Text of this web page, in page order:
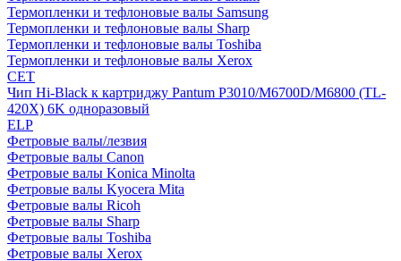
Термопленки и тефлоновые валы Samsung
Термопленки и тефлоновые валы Sharp
Термопленки и тефлоновые валы Toshiba
Термопленки и тефлоновые валы Xerox
CET
Чип Hi-Black к картриджу Pantum P3010/M6700D/M6800 (TL-
420X) 6K одноразовый
ELP
Фетровые валы/лезвия
Фетровые валы Canon
Фетровые валы Konica Minolta
Фетровые валы Kyocera Mita
Фетровые валы Ricoh
Фетровые валы Sharp
Фетровые валы Toshiba
Фетровые валы Xerox